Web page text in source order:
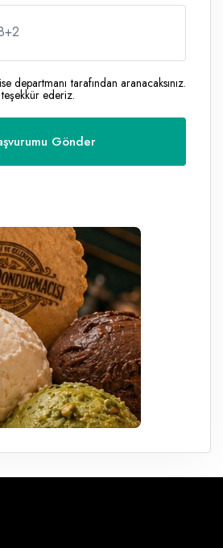
+2
departmanı tarafından aranacaksınız.
ederiz.